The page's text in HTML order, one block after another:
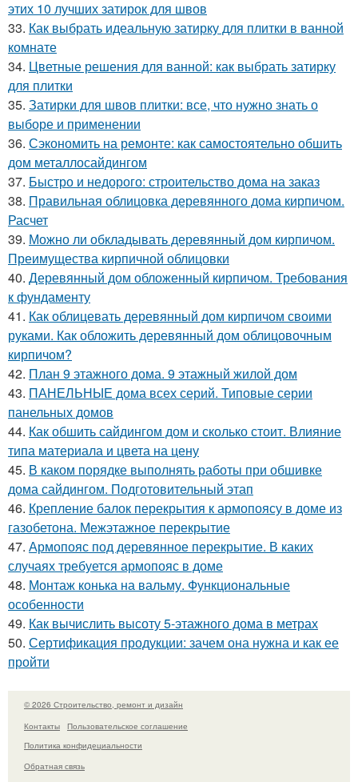
этих 10 лучших затирок для швов
33. Как выбрать идеальную затирку для плитки в ванной
комнате
34. Цветные решения для ванной: как выбрать затирку
для плитки
35. Затирки для швов плитки: все, что нужно знать о
выборе и применении
36. Сэкономить на ремонте: как самостоятельно обшить
дом металлосайдингом
37. Быстро и недорого: строительство дома на заказ
38. Правильная облицовка деревянного дома кирпичом.
Расчет
39. Можно ли обкладывать деревянный дом кирпичом.
Преимущества кирпичной облицовки
40. Деревянный дом обложенный кирпичом. Требования
к фундаменту
41. Как облицевать деревянный дом кирпичом своими
руками. Как обложить деревянный дом облицовочным
кирпичом?
42. План 9 этажного дома. 9 этажный жилой дом
43. ПАНЕЛЬНЫЕ дома всех серий. Типовые серии
панельных домов
44. Как обшить сайдингом дом и сколько стоит. Влияние
типа материала и цвета на цену
45. В каком порядке выполнять работы при обшивке
дома сайдингом. Подготовительный этап
46. Крепление балок перекрытия к армопоясу в доме из
газобетона. Межэтажное перекрытие
47. Армопояс под деревянное перекрытие. В каких
случаях требуется армопояс в доме
48. Монтаж конька на вальму. Функциональные
особенности
49. Как вычислить высоту 5-этажного дома в метрах
50. Сертификация продукции: зачем она нужна и как ее
пройти
© 2026 Строительство, ремонт и дизайн
Контакты
Пользовательское соглашение
Политика конфидециальности
Обратная связь